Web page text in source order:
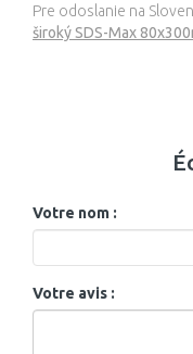
Pre odoslanie na
široký SDS-Max
Votre nom :
Votre avis :